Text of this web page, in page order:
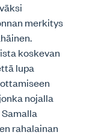
merkitys
koskevan
lupa
nojalla
rahalainan